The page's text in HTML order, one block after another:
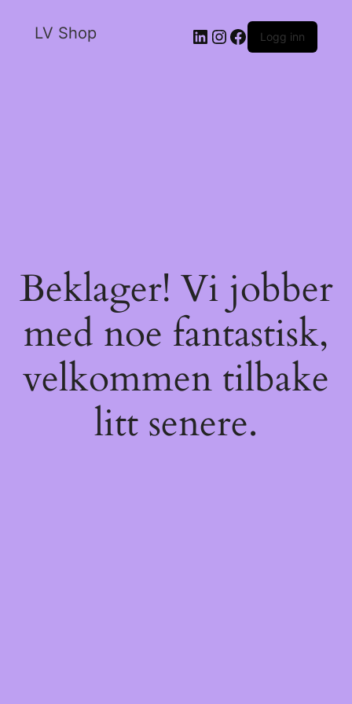
LV Shop Logg inn
Beklager! Vi jobber
med noe fantastisk,
velkommen tilbake
litt senere.